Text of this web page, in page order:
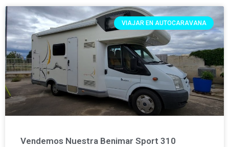
VIAJAR EN AUTOCARAVANA
Vendemos Nuestra Benimar Sport 310